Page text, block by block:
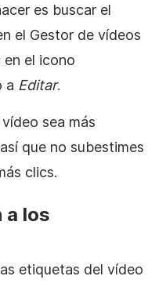
es buscar el
el Gestor de vídeos
el icono
a Editar.
vídeo sea más
que no subestimes
clics.
a los
etiquetas del vídeo